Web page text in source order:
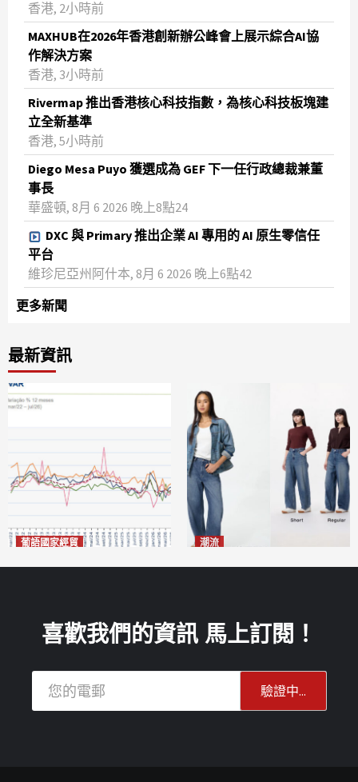
香港, 2小時前
MAXHUB在2026年香港創新辦公峰會上展示綜合AI協
作解決方案
香港, 3小時前
Rivermap 推出香港核心科技指數，為核心科技板塊建
立全新基準
香港, 5小時前
Diego Mesa Puyo 獲選成為 GEF 下一任行政總裁兼董
事長
華盛頓, 8月 6 2026 晚上8點24
DXC 與 Primary 推出企業 AI 專用的 AI 原生零信任
平台
維珍尼亞州阿什本, 8月 6 2026 晚上6點42
更多新聞
最新資訊
葡語國家經貿 潮流
喜歡我們的資訊 馬上訂閱！